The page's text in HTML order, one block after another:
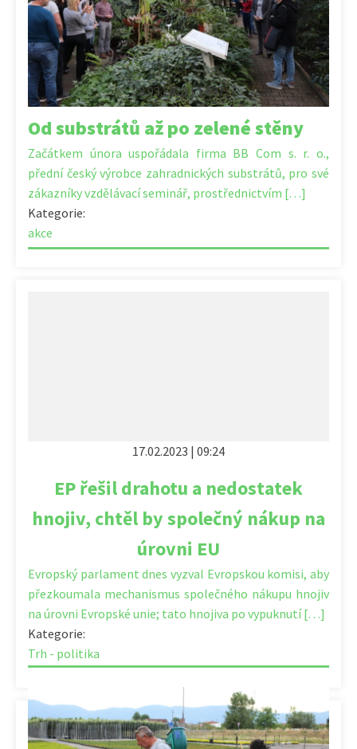
28.03.2023 | 14:37
Od substrátů až po zelené stěny
Začátkem února uspořádala firma BB Com s. r. o.,
přední český výrobce zahradnických substrátů, pro své
zákazníky vzdělávací seminář, prostřednictvím […]
Kategorie:
akce
17.02.2023 | 09:24
EP řešil drahotu a nedostatek
hnojiv, chtěl by společný nákup na
úrovni EU
Evropský parlament dnes vyzval Evropskou komisi, aby
přezkoumala mechanismus společného nákupu hnojiv
na úrovni Evropské unie; tato hnojiva po vypuknutí […]
Kategorie:
Trh - politika